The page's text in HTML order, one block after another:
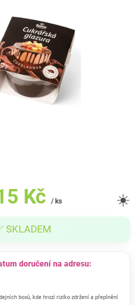
Kč / ks
cena:
SKLADEM
☀️
doručení na adresu:
boxů, kde hrozí riziko zdržení a přeplnění